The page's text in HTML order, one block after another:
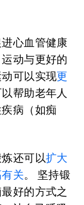
心血管健康
动与更好的
可以实现更
帮助老年人
病（如痴
还可以扩大
关。 坚持锻
好的方式之